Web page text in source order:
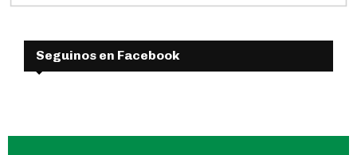
Seguinos en Facebook